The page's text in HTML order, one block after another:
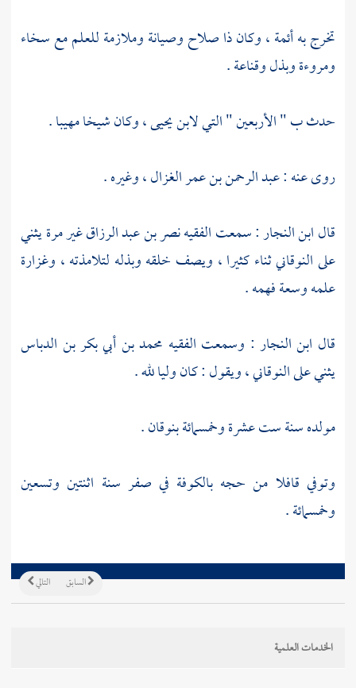
تخرج به أئمة ، وكان ذا صلاح وصيانة وملازمة للعلم مع سخاء
ومروءة وبذل وقناعة .
حدث ب " الأربعين " التيلابن يحيى، وكان شيخا مهيبا .
روى عنه :عبد الرحمن بن عمر الغزال، وغيره .
قالابن النجار: سمعتالفقيه نصر بن عبد الرزاقغير مرة يثني
علىالنوقانيثناء كثيرا ، ويصف خلقه وبذله لتلامذته ، وغزارة
علمه وسعة فهمه .
قال ابن النجار : وسمعت الفقيه محمد بن أبي بكر بن الدباس
يثني علىالنوقاني، ويقول : كان وليا لله .
مولده سنة ست عشرة وخمسمائة بنوقان .
وتوفي قافلا من حجه بالكوفة في صفر سنة اثنتين وتسعين
وخمسمائة .
التالي السابق
الخدمات العلمية